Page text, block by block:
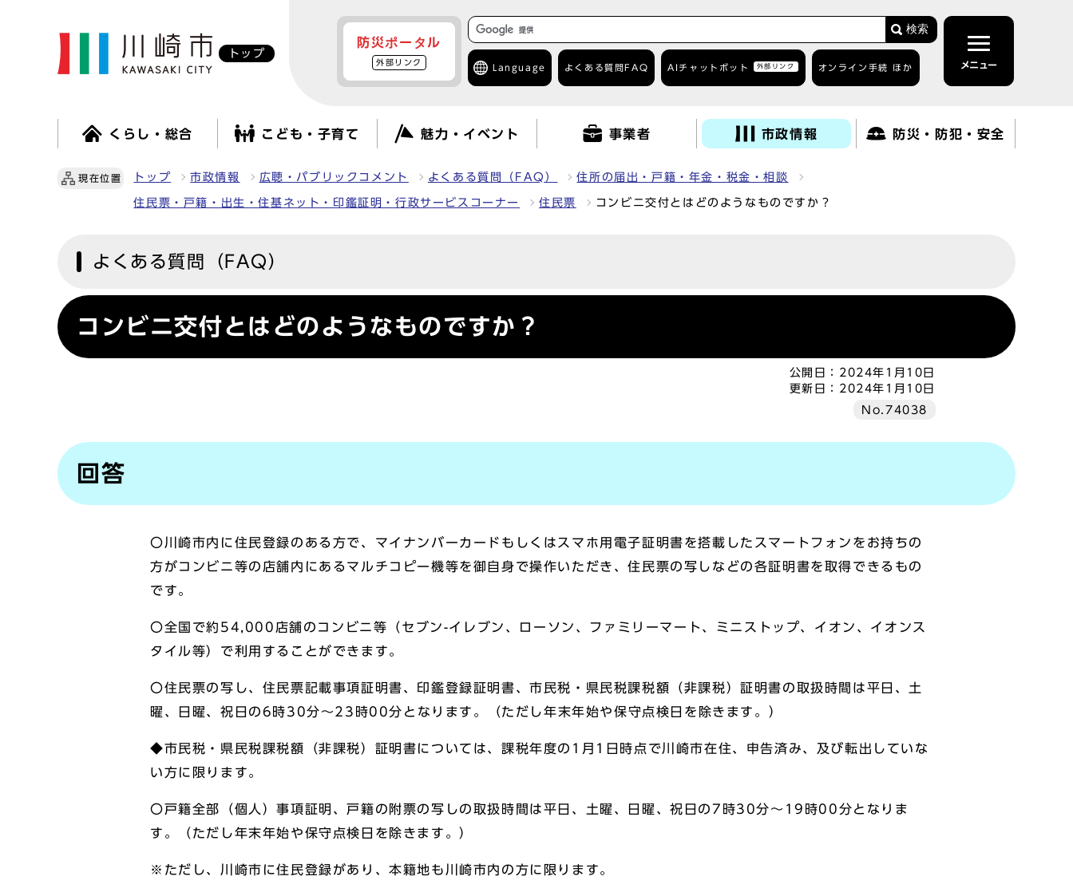
トップ
防災ポータル
外部リンク
検索
Language よくある質問 FAQ AIチャットボット 外部リンク オンライン手続 ほか メニュー
くらし・総合 こども・子育て 魅力・イベント 事業者 市政情報 防災・防犯・安全
現在位置 トップ 市政情報 広聴・パブリックコメント よくある質問（FAQ） 住所の届出・戸籍・年金・税金・相談
住民票・戸籍・出生・住基ネット・印鑑証明・行政サービスコーナー 住民票 コンビニ交付とはどのようなものですか？
よくある質問（FAQ）
コンビニ交付とはどのようなものですか？
公開日： 2024年1月10日
更新日： 2024年1月10日
No.74038
回答
〇川崎市内に住民登録のある方で、マイナンバーカードもしくはスマホ用電子証明書を搭載したスマートフォンをお持ちの
方がコンビニ等の店舗内にあるマルチコピー機等を御自身で操作いただき、住民票の写しなどの各証明書を取得できるもの
です。
〇全国で約54,000店舗のコンビニ等（セブン-イレブン、ローソン、ファミリーマート、ミニストップ、イオン、イオンス
タイル等）で利用することができます。
〇住民票の写し、住民票記載事項証明書、印鑑登録証明書、市民税・県民税課税額（非課税）証明書の取扱時間は平日、土
曜、日曜、祝日の6時30分～23時00分となります。（ただし年末年始や保守点検日を除きます。）
◆市民税・県民税課税額（非課税）証明書については、課税年度の1月1日時点で川崎市在住、申告済み、及び転出していな
い方に限ります。
〇戸籍全部（個人）事項証明、戸籍の附票の写しの取扱時間は平日、土曜、日曜、祝日の7時30分～19時00分となりま
す。（ただし年末年始や保守点検日を除きます。）
※ただし、川崎市に住民登録があり、本籍地も川崎市内の方に限ります。